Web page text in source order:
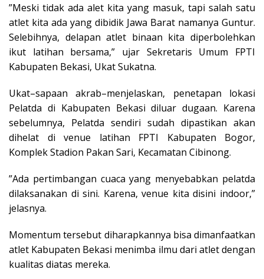
”Meski tidak ada alet kita yang masuk, tapi salah satu
atlet kita ada yang dibidik Jawa Barat namanya Guntur.
Selebihnya, delapan atlet binaan kita diperbolehkan
ikut latihan bersama,” ujar Sekretaris Umum FPTI
Kabupaten Bekasi, Ukat Sukatna.
Ukat–sapaan akrab–menjelaskan, penetapan lokasi
Pelatda di Kabupaten Bekasi diluar dugaan. Karena
sebelumnya, Pelatda sendiri sudah dipastikan akan
dihelat di venue latihan FPTI Kabupaten Bogor,
Komplek Stadion Pakan Sari, Kecamatan Cibinong.
”Ada pertimbangan cuaca yang menyebabkan pelatda
dilaksanakan di sini. Karena, venue kita disini indoor,”
jelasnya.
Momentum tersebut diharapkannya bisa dimanfaatkan
atlet Kabupaten Bekasi menimba ilmu dari atlet dengan
kualitas diatas mereka.